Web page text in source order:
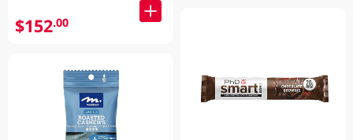
$152.00